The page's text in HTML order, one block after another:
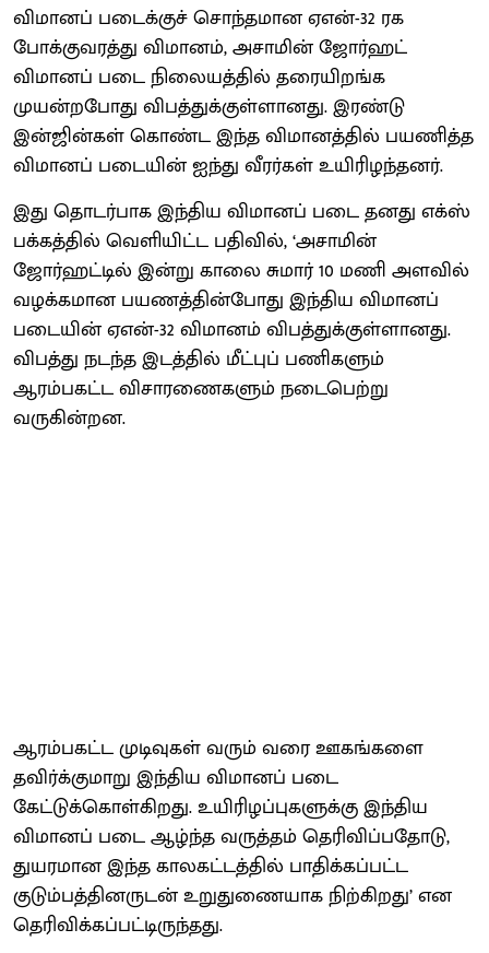
விமானப் படைக்குச் சொந்தமான ஏஎன்-32 ரக
போக்குவரத்து விமானம், அசாமின் ஜோர்ஹட்
விமானப் படை நிலையத்தில் தரையிறங்க
முயன்றபோது விபத்துக்குள்ளானது. இரண்டு
இன்ஜின்கள் கொண்ட இந்த விமானத்தில் பயணித்த
விமானப் படையின் ஐந்து வீரர்கள் உயிரிழந்தனர்.
இது தொடர்பாக இந்திய விமானப் படை தனது எக்ஸ்
பக்கத்தில் வெளியிட்ட பதிவில், ‘அசாமின்
ஜோர்ஹட்டில் இன்று காலை சுமார் 10 மணி அளவில்
வழக்கமான பயணத்தின்போது இந்திய விமானப்
படையின் ஏஎன்-32 விமானம் விபத்துக்குள்ளானது.
விபத்து நடந்த இடத்தில் மீட்புப் பணிகளும்
ஆரம்பகட்ட விசாரணைகளும் நடைபெற்று
வருகின்றன.
ஆரம்பகட்ட முடிவுகள் வரும் வரை ஊகங்களை
தவிர்க்குமாறு இந்திய விமானப் படை
கேட்டுக்கொள்கிறது. உயிரிழப்புகளுக்கு இந்திய
விமானப் படை ஆழ்ந்த வருத்தம் தெரிவிப்பதோடு,
துயரமான இந்த காலகட்டத்தில் பாதிக்கப்பட்ட
குடும்பத்தினருடன் உறுதுணையாக நிற்கிறது’ என
தெரிவிக்கப்பட்டிருந்தது.